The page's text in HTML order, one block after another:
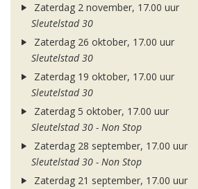
Zaterdag 2 november, 17.00 uur
Sleutelstad 30
Zaterdag 26 oktober, 17.00 uur
Sleutelstad 30
Zaterdag 19 oktober, 17.00 uur
Sleutelstad 30
Zaterdag 5 oktober, 17.00 uur
Sleutelstad 30 - Non Stop
Zaterdag 28 september, 17.00 uur
Sleutelstad 30 - Non Stop
Zaterdag 21 september, 17.00 uur